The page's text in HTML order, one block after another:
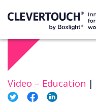
Video – Education |